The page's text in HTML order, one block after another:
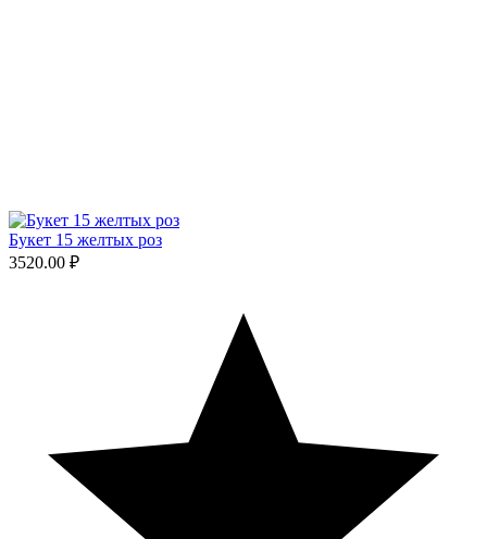
Букет 15 желтых роз
3520.00 ₽